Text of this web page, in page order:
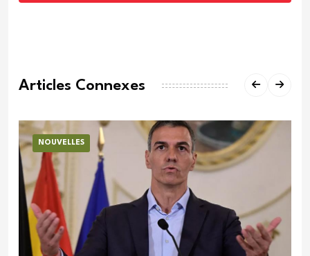
Articles Connexes
NOUVELLES